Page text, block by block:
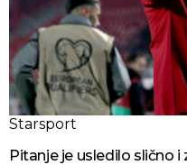
Starsport
Pitanje je usledilo slično